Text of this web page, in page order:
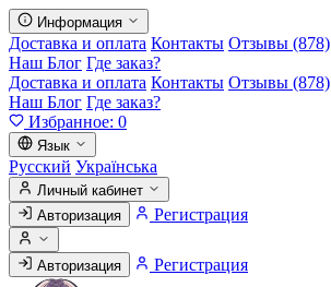
Информация
Доставка и оплата Контакты Отзывы (878)
Наш Блог Где заказ?
Доставка и оплата Контакты Отзывы (878)
Наш Блог Где заказ?
Избранное: 0
Язык
Русский Українська
Личный кабинет
Авторизация
Регистрация
Авторизация Регистрация